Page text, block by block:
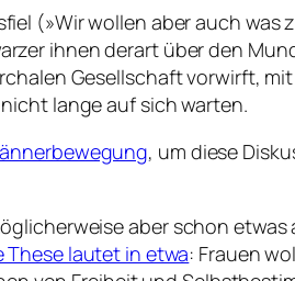
(»Wir wollen aber auch was
ihnen derart über den
Gesellschaft vorwirft,
lange auf sich warten.
, um diese
aber schon
These lautet in etwa: Frauen